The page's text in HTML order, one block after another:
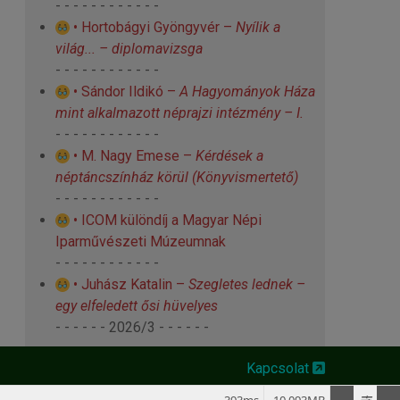
- - - - - - - - - - - -
• Hortobágyi Gyöngyvér – Nyílik a
világ... – diplomavizsga
- - - - - - - - - - - -
• Sándor Ildikó – A Hagyományok Háza
mint alkalmazott néprajzi intézmény – I.
- - - - - - - - - - - -
• M. Nagy Emese – Kérdések a
néptáncszínház körül (Könyvismertető)
- - - - - - - - - - - -
• ICOM különdíj a Magyar Népi
Iparművészeti Múzeumnak
- - - - - - - - - - - -
• Juhász Katalin – Szegletes lednek –
egy elfeledett ősi hüvelyes
- - - - - - 2026/3 - - - - - -
Kapcsolat